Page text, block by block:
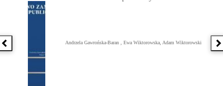
Poprzednia książka
Andrzela Gawrońska-Baran , Ewa Wiktorowska, Adam Wiktorowski